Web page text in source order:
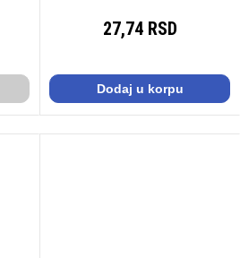
27,74 RSD
Dodaj u korpu